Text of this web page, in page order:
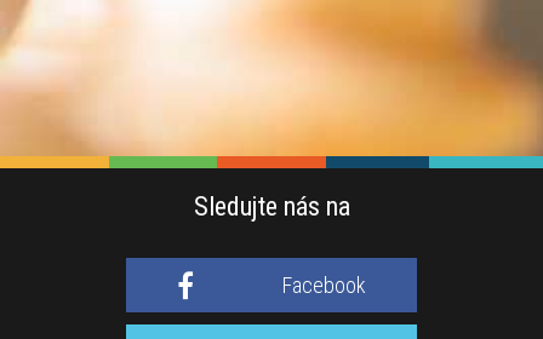
Sledujte nás na
Facebook